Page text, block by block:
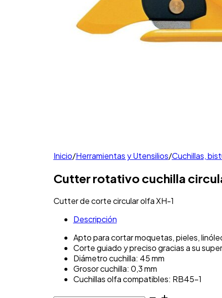
Inicio/Herramientas y Utensilios/Cuchillas,
Cutter rotativo cuchilla
Cutter de corte circular olfa XH-1
Descripción
Apto para cortar moquetas, pieles,
Corte guiado y preciso gracias a su
Diámetro cuchilla: 45 mm
Grosor cuchilla: 0,3 mm
Cuchillas olfa compatibles: RB45-1